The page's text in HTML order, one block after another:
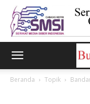
Beranda Topik